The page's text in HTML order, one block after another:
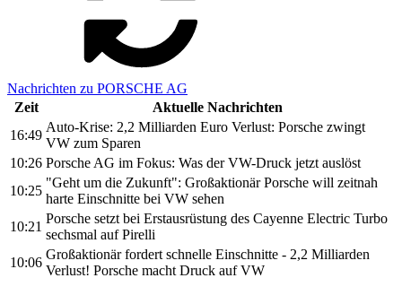
Nachrichten zu PORSCHE AG
Zeit
Aktuelle Nachrichten
16:49
Auto-Krise: 2,2 Milliarden Euro Verlust: Porsche zwingt
VW zum Sparen
10:26 Porsche AG im Fokus: Was der VW-Druck jetzt auslöst
10:25
"Geht um die Zukunft": Großaktionär Porsche will zeitnah
harte Einschnitte bei VW sehen
10:21
Porsche setzt bei Erstausrüstung des Cayenne Electric Turbo
sechsmal auf Pirelli
10:06
Großaktionär fordert schnelle Einschnitte - 2,2 Milliarden
Verlust! Porsche macht Druck auf VW